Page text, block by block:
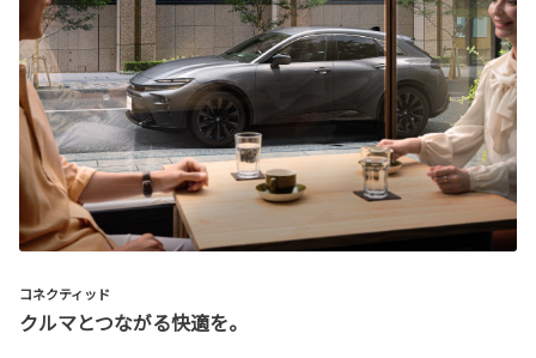
コネクティッド
クルマとつながる快適を。